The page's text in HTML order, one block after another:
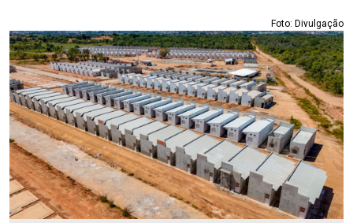
Foto: Divulgação